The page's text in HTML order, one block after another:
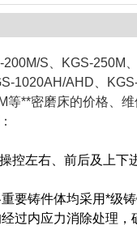
S、KGS-250M
1020AH/AHD、
**密磨床的价格、
控左右、前后及上下
要铸件体均采用*级
过内应力消除处理